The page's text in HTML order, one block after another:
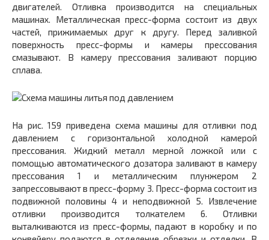
двигателей. Отливка производится на специальных
машинах. Металлическая пресс-форма состоит из двух
частей, прижимаемых друг к другу. Перед заливкой
поверхность пресс-формы и камеры прессования
смазывают. В камеру прессования заливают порцию
сплава.
На рис. 159 приведена схема машины для отливки под
давлением с горизонтальной холодной камерой
прессования. Жидкий металл мерной ложкой или с
помощью автоматического дозатора заливают в камеру
прессования 1 и металлическим плунжером 2
запрессовывают в пресс-форму 3. Пресс-форма состоит из
подвижной половины 4 и неподвижной 5. Извлечение
отливки производится толкателем 6. Отливки
выталкиваются из пресс-формы, падают в коробку и по